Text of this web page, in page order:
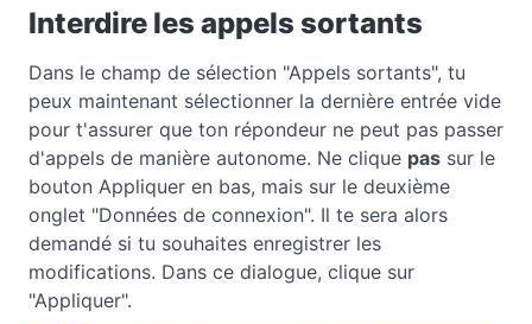
Interdire les appels sortants
Dans le champ de sélection "Appels sortants", tu
peux maintenant sélectionner la dernière entrée vide
pour t'assurer que ton répondeur ne peut pas passer
d'appels de manière autonome. Ne clique pas sur le
bouton Appliquer en bas, mais sur le deuxième
onglet "Données de connexion". Il te sera alors
demandé si tu souhaites enregistrer les
modifications. Dans ce dialogue, clique sur
"Appliquer".